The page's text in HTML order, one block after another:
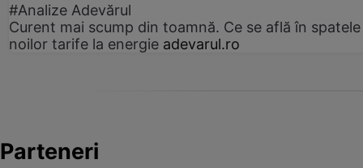
#Analize Adevărul
Curent mai scump din toamnă. Ce se află în spatele
noilor tarife la energie adevarul.ro
Parteneri